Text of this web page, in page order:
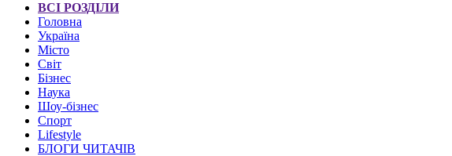
ВСІ РОЗДІЛИ
Головна
Україна
Місто
Світ
Бізнес
Наука
Шоу-бізнес
Спорт
Lifestyle
БЛОГИ ЧИТАЧІВ